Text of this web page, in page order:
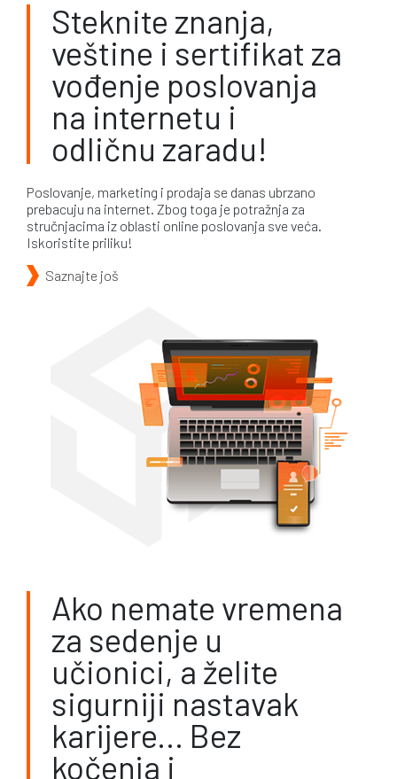
Steknite znanja,
veštine i sertifikat za
vođenje poslovanja
na internetu i
odličnu zaradu!
Poslovanje, marketing i prodaja se danas ubrzano
prebacuju na internet. Zbog toga je potražnja za
stručnjacima iz oblasti online poslovanja sve veća.
Iskoristite priliku!
Saznajte još
Ako nemate vremena
za sedenje u
učionici, a želite
sigurniji nastavak
karijere... Bez
kočenja i